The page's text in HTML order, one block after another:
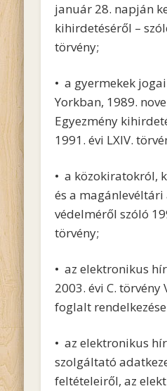
január 28. napján
kihirdetéséről –
törvény;
• a gyermekek
Yorkban, 1989.
Egyezmény
1991. évi LXIV.
• a közokiratokról,
és a magánlevéltári
védelméről szóló
törvény;
• az elektronikus
2003. évi C. törvény
foglalt
• az elektronikus
szolgáltató
feltételeiről, az